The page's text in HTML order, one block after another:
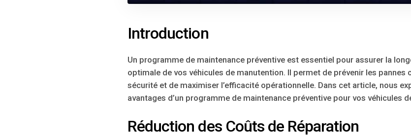
Introduction
Un programme de maintenance préventive est essentiel pour assurer la
optimale de vos véhicules de manutention. Il permet de prévenir les pannes
sécurité et de maximiser l’efficacité opérationnelle. Dans cet article, nous
avantages d’un programme de maintenance préventive pour vos véhicules
Réduction des Coûts de Réparation